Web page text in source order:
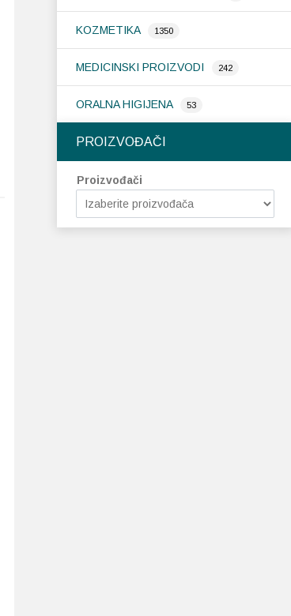
KOZMETIKA 1350
MEDICINSKI PROIZVODI 242
ORALNA HIGIJENA 53
PROIZVOĐAČI
Proizvođači